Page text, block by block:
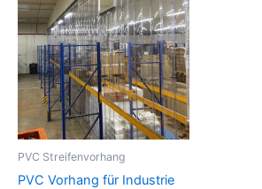
PVC Streifenvorhang
PVC Vorhang für Industrie